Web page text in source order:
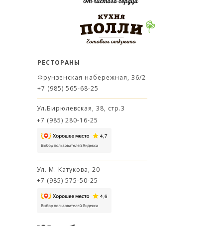
Ул.Бирюлевская, 38, стр.3
Фрунзенская набережная, 36/2
+7 (985) 565-68-25
+7 (985) 280-16-25
Ул. М. Катукова, 20
+7 (985) 575-50-25
РЕСТОРАНЫ